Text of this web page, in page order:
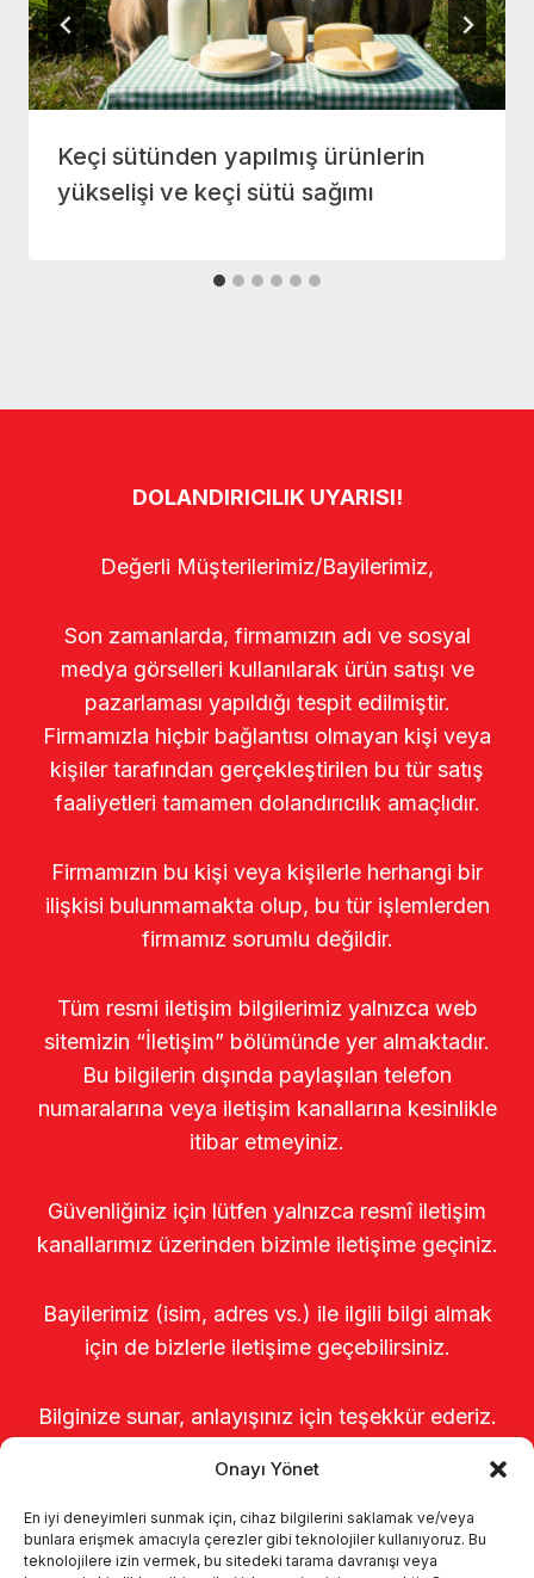
Onayı Yönet
En iyi deneyimleri sunmak için, cihaz bilgilerini saklamak ve/veya
bunlara erişmek amacıyla çerezler gibi teknolojiler kullanıyoruz. Bu
teknolojilere izin vermek, bu sitedeki tarama davranışı veya
Keçi sütünden yapılmış ürünlerin
yükselişi ve keçi sütü sağımı
DOLANDIRICILIK UYARISI!
Değerli Müşterilerimiz/Bayilerimiz,
Son zamanlarda, firmamızın adı ve sosyal
medya görselleri kullanılarak ürün satışı ve
pazarlaması yapıldığı tespit edilmiştir.
Firmamızla hiçbir bağlantısı olmayan kişi veya
kişiler tarafından gerçekleştirilen bu tür satış
faaliyetleri tamamen dolandırıcılık amaçlıdır.
Firmamızın bu kişi veya kişilerle herhangi bir
ilişkisi bulunmamakta olup, bu tür işlemlerden
firmamız sorumlu değildir.
Tüm resmi iletişim bilgilerimiz yalnızca web
sitemizin “İletişim” bölümünde yer almaktadır.
Bu bilgilerin dışında paylaşılan telefon
numaralarına veya iletişim kanallarına kesinlikle
itibar etmeyiniz.
Güvenliğiniz için lütfen yalnızca resmî iletişim
kanallarımız üzerinden bizimle iletişime geçiniz.
Bayilerimiz (isim, adres vs.) ile ilgili bilgi almak
için de bizlerle iletişime geçebilirsiniz.
Bilginize sunar, anlayışınız için teşekkür ederiz.